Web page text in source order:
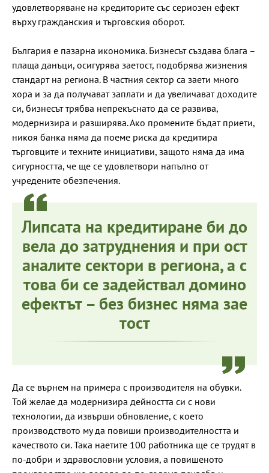
удовлетворяване на кредиторите със сериозен ефект
върху гражданския и търговския оборот.
България е пазарна икономика. Бизнесът създава блага –
плаща данъци, осигурява заетост, подобрява жизнения
стандарт на региона. В частния сектор са заети много
хора и за да получават заплати и да увеличават доходите
си, бизнесът трябва непрекъснато да се развива,
модернизира и разширява. Ако промените бъдат приети,
никоя банка няма да поеме риска да кредитира
търговците и техните инициативи, защото няма да има
сигурността, че ще се удовлетвори напълно от
учредените обезпечения.
Липсата на кредитиране би до
вела до затруднения и при ост
аналите сектори в региона, а с
това би се задействал домино
ефектът – без бизнес няма зае
тост
Да се върнем на примера с производителя на обувки.
Той желае да модернизира дейността си с нови
технологии, да извърши обновление, с което
производството му да повиши производителността и
качеството си. Така наетите 100 работника ще се трудят в
по-добри и здравословни условия, а повишеното